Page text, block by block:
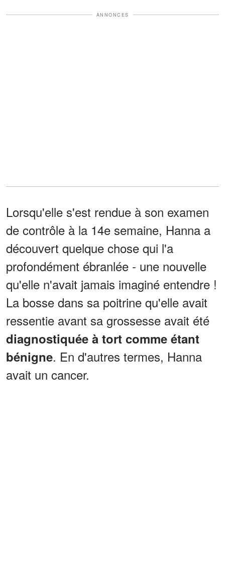
ANNONCES
Lorsqu'elle s'est rendue à son examen
de contrôle à la 14e semaine, Hanna a
découvert quelque chose qui l'a
profondément ébranlée - une nouvelle
qu'elle n'avait jamais imaginé entendre !
La bosse dans sa poitrine qu'elle avait
ressentie avant sa grossesse avait été
diagnostiquée à tort comme étant
bénigne. En d'autres termes, Hanna
avait un cancer.